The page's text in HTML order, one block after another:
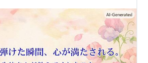
効薬（1996年4月）
11月）
ASIN:B00005FJTA
5月）ASIN:B00005FJU0